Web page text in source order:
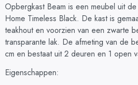
Opbergkast Beam is een meubel uit
Home Timeless Black. De kast is
teakhout en voorzien van een zwarte
transparante lak. De afmeting van de
cm en bestaat uit 2 deuren en 1 open
Eigenschappen: